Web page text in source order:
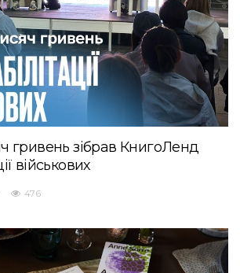
гривень зібрав КнигоЛенд
військових
476